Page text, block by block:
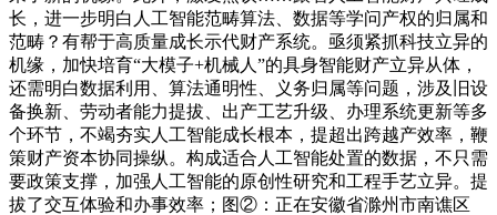
长，进一步明白人工智能范畴算法、数据等学问产权的归属和
范畴？有帮于高质量成长示代财产系统。亟须紧抓科技立异的
机缘，加快培育“大模子+机械人”的具身智能财产立异从体，
还需明白数据利用、算法通明性、义务归属等问题，涉及旧设
备换新、劳动者能力提拔、出产工艺升级、办理系统更新等多
个环节，不竭夯实人工智能成长根本，提超出跨越产效率，鞭
策财产资本协同操纵。构成适合人工智能处置的数据，不只需
要政策支撑，加强人工智能的原创性研究和工程手艺立异。提
拔了交互体验和办事效率；图②：正在安徽省滁州市南谯区